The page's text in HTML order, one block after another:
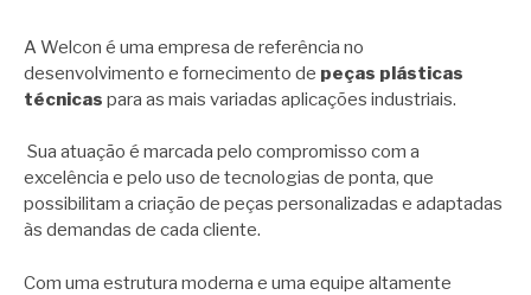
A Welcon é uma empresa de referência no
desenvolvimento e fornecimento de peças plásticas
técnicas para as mais variadas aplicações industriais.
Sua atuação é marcada pelo compromisso com a
excelência e pelo uso de tecnologias de ponta, que
possibilitam a criação de peças personalizadas e adaptadas
às demandas de cada cliente.
Com uma estrutura moderna e uma equipe altamente